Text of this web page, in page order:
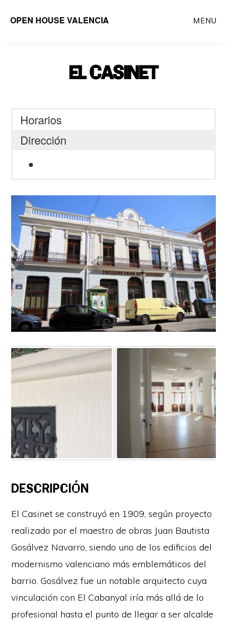
OPEN HOUSE VALENCIA MENU
EL CASINET
Horarios
Dirección
Marítims, 46011 València
DESCRIPCIÓN
El Casinet se construyó en 1909, según proyecto
realizado por el maestro de obras Juan Bautista
Gosálvez Navarro, siendo uno de los edificios del
modernismo valenciano más emblemáticos del
barrio. Gosálvez fue un notable arquitecto cuya
vinculación con El Cabanyal iría más allá de lo
profesional hasta el punto de llegar a ser alcalde